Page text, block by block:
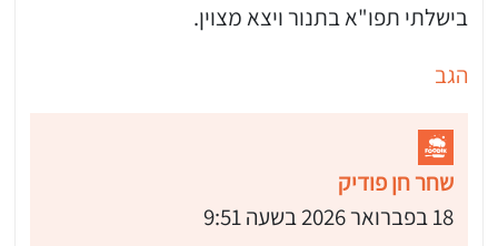
בישלתי תפו"א בתנור ויצא מצוין.
הגב
שחר חן פודיק
18 בפברואר 2026 בשעה 9:51